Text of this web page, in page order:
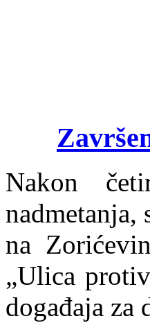
Nakon
na
„Ulica
događaja za